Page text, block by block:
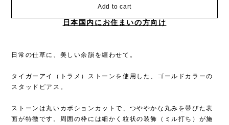
Add to cart
日本国内にお住まいの方向け
日常の仕草に、美しい余韻を纏わせて。
タイガーアイ（トラメ）ストーンを使用した、ゴールドカラーの
スタッドピアス。
ストーンは丸いカボションカットで、つややかな丸みを帯びた表
面が特徴です。周囲の枠には細かく粒状の装飾（ミル打ち）が施